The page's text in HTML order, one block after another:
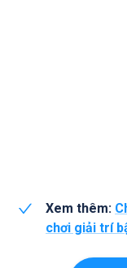
Xem thêm:
chơi giải trí